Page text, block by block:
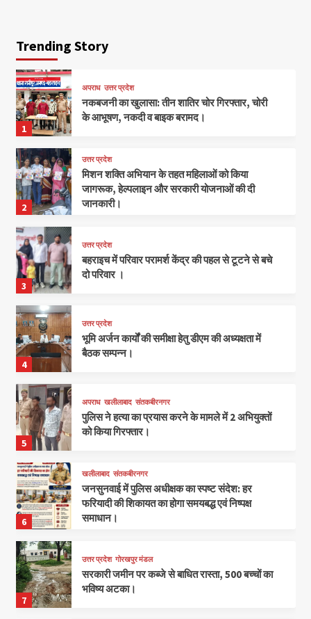
Trending Story
1
अपराध उत्तर प्रदेश
नकबजनी का खुलासा: तीन शातिर चोर गिरफ्तार, चोरी
के आभूषण, नकदी व बाइक बरामद।
2
उत्तर प्रदेश
मिशन शक्ति अभियान के तहत महिलाओं को किया
जागरूक, हेल्पलाइन और सरकारी योजनाओं की दी
जानकारी।
3
उत्तर प्रदेश
बहराइच में परिवार परामर्श केंद्र की पहल से टूटने से बचे
दो परिवार ।
4
उत्तर प्रदेश
भूमि अर्जन कार्यों की समीक्षा हेतु डीएम की अध्यक्षता में
बैठक सम्पन्न।
5
अपराध खलीलाबाद संतकबीरनगर
पुलिस ने हत्या का प्रयास करने के मामले में 2 अभियुक्तों
को किया गिरफ्तार।
6
खलीलाबाद संतकबीरनगर
जनसुनवाई में पुलिस अधीक्षक का स्पष्ट संदेश: हर
फरियादी की शिकायत का होगा समयबद्ध एवं निष्पक्ष
समाधान।
7
उत्तर प्रदेश गोरखपुर मंडल
सरकारी जमीन पर कब्जे से बाधित रास्ता, 500 बच्चों का
भविष्य अटका।